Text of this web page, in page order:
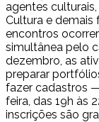
agentes
Cultura e demais
encontros
simultânea pelo
dezembro, as
preparar
fazer cadastros
feira, das 19h às
inscrições são